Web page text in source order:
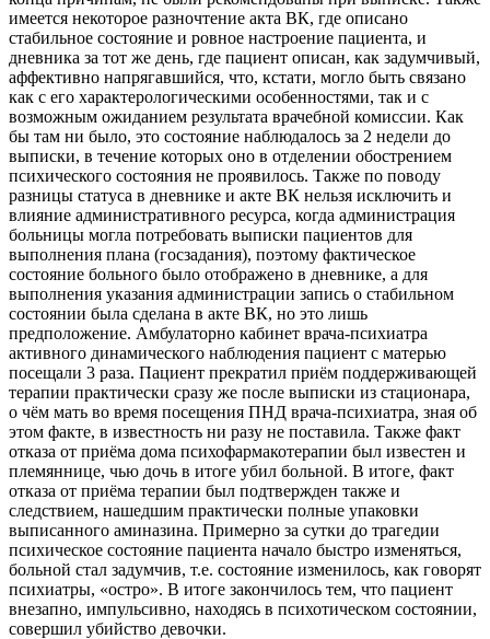
имеется некоторое разночтение акта ВК, где описано
стабильное состояние и ровное настроение пациента, и
дневника за тот же день, где пациент описан, как задумчивый,
аффективно напрягавшийся, что, кстати, могло быть связано
как с его характерологическими особенностями, так и с
возможным ожиданием результата врачебной комиссии. Как
бы там ни было, это состояние наблюдалось за 2 недели до
выписки, в течение которых оно в отделении обострением
психического состояния не проявилось. Также по поводу
разницы статуса в дневнике и акте ВК нельзя исключить и
влияние административного ресурса, когда администрация
больницы могла потребовать выписки пациентов для
выполнения плана (госзадания), поэтому фактическое
состояние больного было отображено в дневнике, а для
выполнения указания администрации запись о стабильном
состоянии была сделана в акте ВК, но это лишь
предположение. Амбулаторно кабинет врача-психиатра
активного динамического наблюдения пациент с матерью
посещали 3 раза. Пациент прекратил приём поддерживающей
терапии практически сразу же после выписки из стационара,
о чём мать во время посещения ПНД врача-психиатра, зная об
этом факте, в известность ни разу не поставила. Также факт
отказа от приёма дома психофармакотерапии был известен и
племяннице, чью дочь в итоге убил больной. В итоге, факт
отказа от приёма терапии был подтвержден также и
следствием, нашедшим практически полные упаковки
выписанного аминазина. Примерно за сутки до трагедии
психическое состояние пациента начало быстро изменяться,
больной стал задумчив, т.е. состояние изменилось, как говорят
психиатры, «остро». В итоге закончилось тем, что пациент
внезапно, импульсивно, находясь в психотическом состоянии,
совершил убийство девочки.